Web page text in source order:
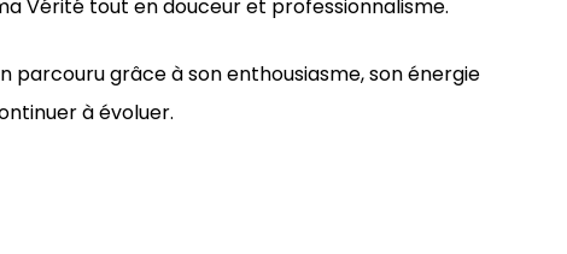
Vérité tout en douceur et professionnalisme.
parcouru grâce à son enthousiasme, son énergie
à évoluer.